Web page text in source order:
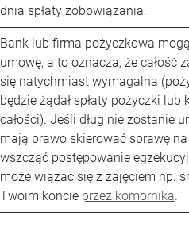
dnia spłaty zobowiązania.
Bank lub firma pożyczkowa
umowę, a to oznacza, że całość
się natychmiast wymagalna
będzie żądał spłaty pożyczki lub
całości). Jeśli dług nie zostanie
mają prawo skierować sprawę
wszcząć postępowanie
może wiązać się z zajęciem np.
Twoim koncie przez komornika.